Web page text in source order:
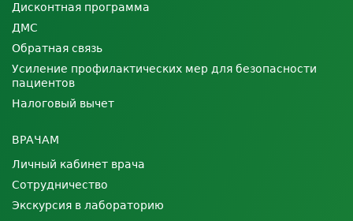
Дисконтная программа
ДМС
Обратная связь
Усиление профилактических мер для безопасности
пациентов
Налоговый вычет
ВРАЧАМ
Личный кабинет врача
Сотрудничество
Экскурсия в лабораторию